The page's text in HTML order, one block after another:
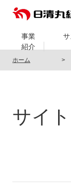
事業
紹介
ホーム
サイ